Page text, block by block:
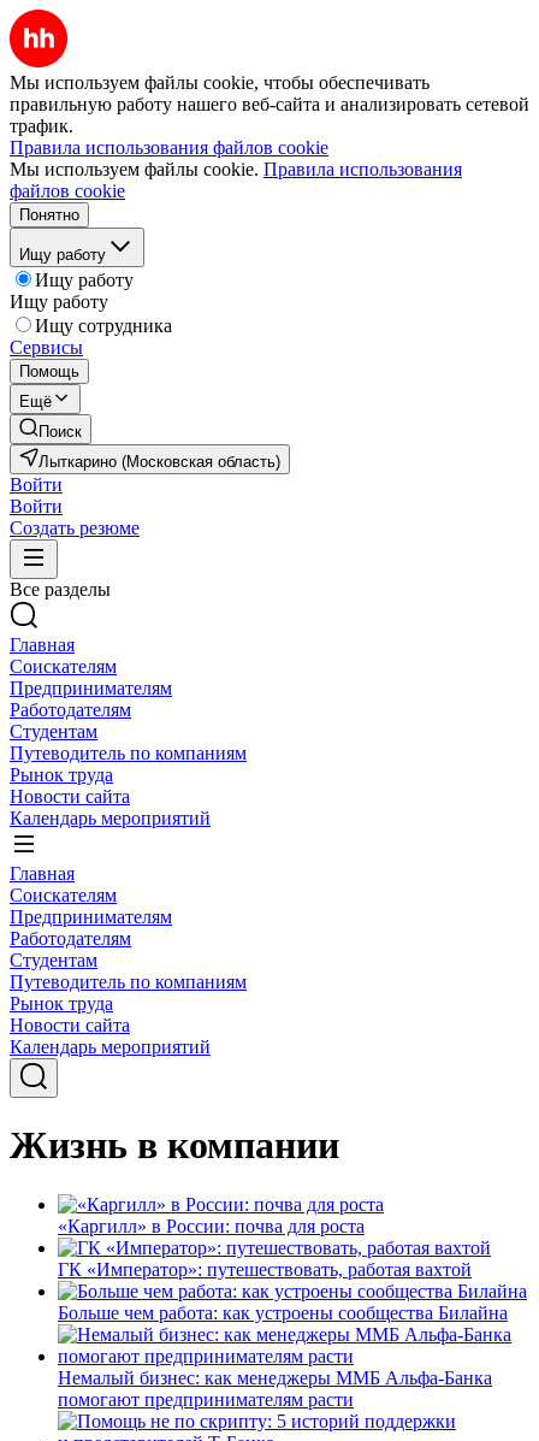
Мы используем файлы cookie, чтобы обеспечивать
правильную работу нашего веб-сайта и анализировать сетевой
трафик.
Правила использования файлов cookie
Мы используем файлы cookie. Правила использования
файлов cookie
Понятно
Ищу работу
Ищу работу
Ищу работу
Ищу сотрудника
Сервисы
Помощь
Ещё
Поиск
Лыткарино (Московская область)
Войти
Войти
Создать резюме
Все разделы
Главная
Соискателям
Предпринимателям
Работодателям
Студентам
Путеводитель по компаниям
Рынок труда
Новости сайта
Календарь мероприятий
Главная
Соискателям
Предпринимателям
Работодателям
Студентам
Путеводитель по компаниям
Рынок труда
Новости сайта
Календарь мероприятий
Жизнь в компании
«Каргилл» в России: почва для роста
ГК «Император»: путешествовать, работая вахтой
Больше чем работа: как устроены сообщества Билайна
Немалый бизнес: как менеджеры ММБ Альфа-Банка
помогают предпринимателям расти